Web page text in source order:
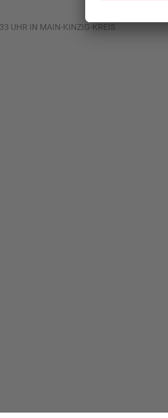
UHR IN MAIN-KINZIG-KREIS